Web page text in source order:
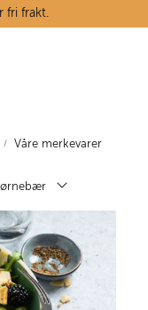
fri frakt.
Våre merkevarer